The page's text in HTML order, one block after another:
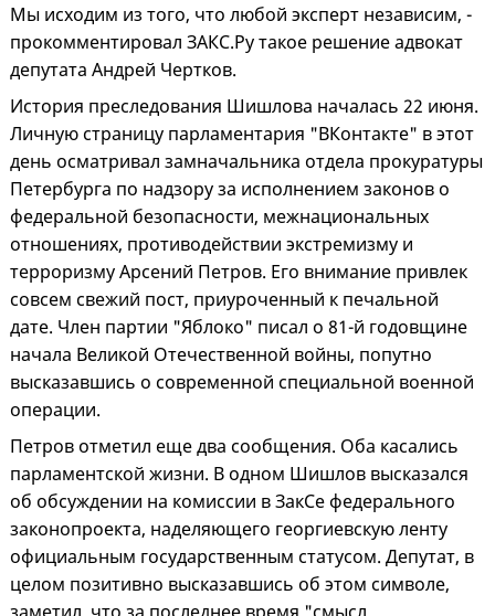
Мы исходим из того, что любой эксперт независим, -
прокомментировал ЗАКС.Ру такое решение адвокат
депутата Андрей Чертков.
История преследования Шишлова началась 22 июня.
Личную страницу парламентария "ВКонтакте" в этот
день осматривал замначальника отдела прокуратуры
Петербурга по надзору за исполнением законов о
федеральной безопасности, межнациональных
отношениях, противодействии экстремизму и
терроризму Арсений Петров. Его внимание привлек
совсем свежий пост, приуроченный к печальной
дате. Член партии "Яблоко" писал о 81-й годовщине
начала Великой Отечественной войны, попутно
высказавшись о современной специальной военной
операции.
Петров отметил еще два сообщения. Оба касались
парламентской жизни. В одном Шишлов высказался
об обсуждении на комиссии в ЗакСе федерального
законопроекта, наделяющего георгиевскую ленту
официальным государственным статусом. Депутат, в
целом позитивно высказавшись об этом символе,
заметил, что за последнее время "смысл